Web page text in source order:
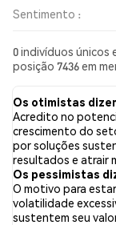
Sentimento :
0 indivíduos únicos
posição 7436 em
VOLTX em todas
publicados 0
NaN% dos tweets
comparação com
sobre VOLTX.
VOLTX. Esses
Os otimistas
Acredito no
crescimento do
por soluções
resultados e atrair
Os pessimistas
O motivo para
volatilidade
sustentem seu